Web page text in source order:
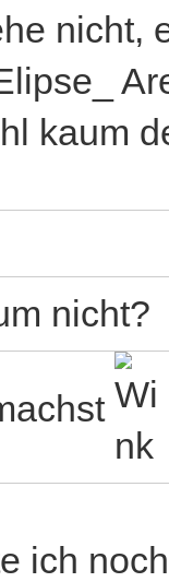
nicht,
kaum
nicht?
ich